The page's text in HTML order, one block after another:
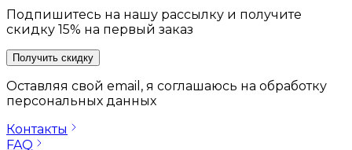
Подпишитесь на нашу рассылку и получите
скидку 15% на первый заказ
Получить скидку
Оставляя свой email, я соглашаюсь на обработку
персональных данных
Контакты
FAQ